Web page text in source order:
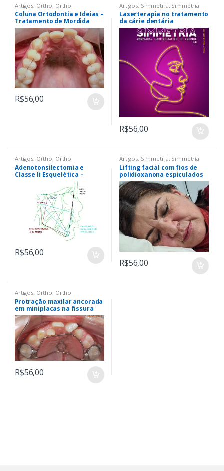
Artigos, Ortho, Ortho
Coluna Ortodontia e Ideias –
Tratamento de Mordida
Aberta com a Técnica
Ortodôntica Fixa Sem
Bráquetes, com Tecnologia
Tridimensional 3DBOT
(Bracketless Orthodontics
Treatment)
R$56,00
Artigos, Simmetria, Simmetria
Laserterapia no tratamento
da cárie dentária
R$56,00
Artigos, Ortho, Ortho
Adenotonsilectomia e
Classe Ii Esquelética –
Estudo de Casocontrole
R$56,00
Artigos, Simmetria, Simmetria
Lifting facial com fios de
polidioxanona espiculados
(PDO) em paciente com
assimetria facial
R$56,00
Artigos, Ortho, Ortho
Protração maxilar ancorada
em miniplacas na fissura
labiopalatina – do
diagnóstico à maturidade
esquelética
R$56,00